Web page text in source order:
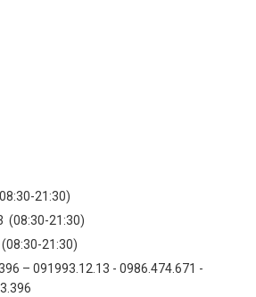
21:30)
(08:30-21:30)
(08:30-21:30)
– 091993.12.13 - 0986.474.671 -